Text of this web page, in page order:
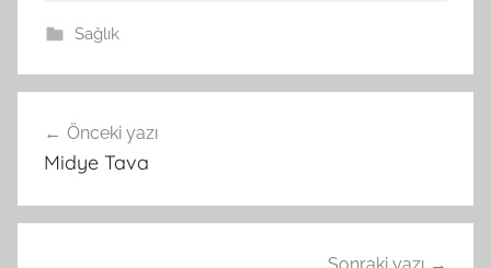
Sağlık
Yazı
gezinmesi
Önceki yazı
Midye Tava